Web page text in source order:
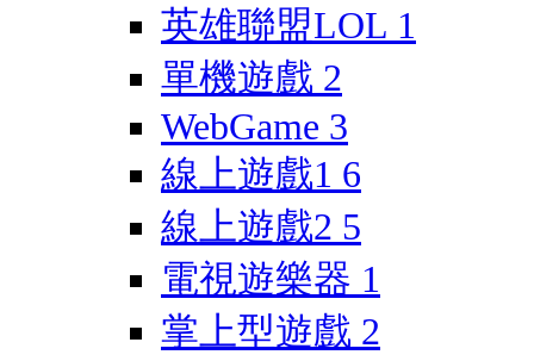
英雄聯盟LOL 1
單機遊戲 2
WebGame 3
線上遊戲1 6
線上遊戲2 5
電視遊樂器 1
掌上型遊戲 2